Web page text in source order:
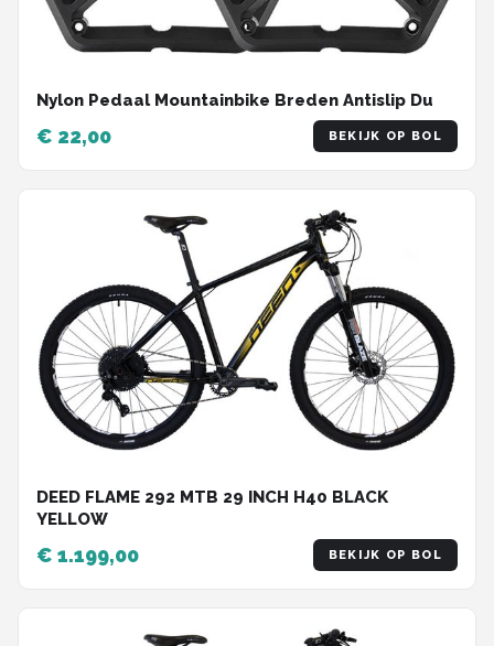
Nylon Pedaal Mountainbike Breden Antislip Du
€ 22,00 BEKIJK OP BOL
DEED FLAME 292 MTB 29 INCH H40 BLACK
YELLOW
€ 1.199,00 BEKIJK OP BOL